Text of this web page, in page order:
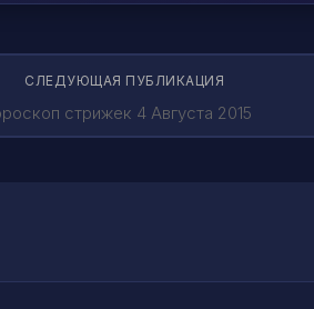
СЛЕДУЮЩАЯ ПУБЛИКАЦИЯ
стрижек 4 Августа 2015